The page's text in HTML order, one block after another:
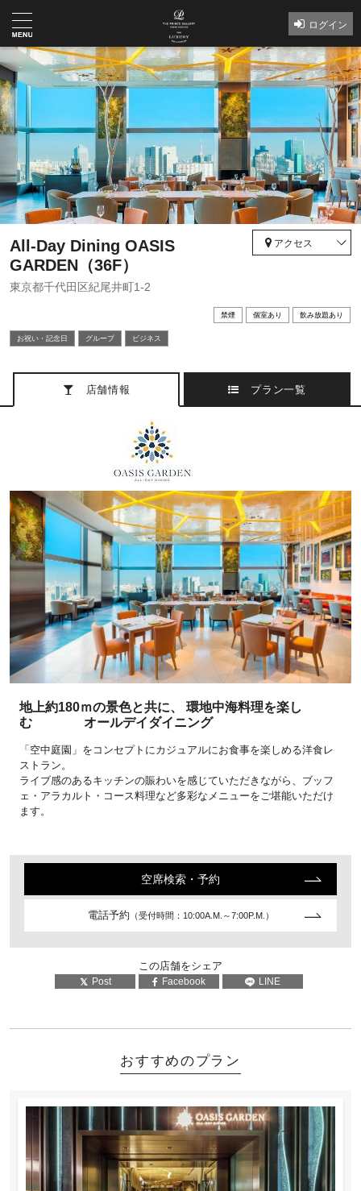
ログイン
All-Day Dining OASIS
GARDEN（36F）
東京都千代田区紀尾井町1-2
アクセス
禁煙 個室あり 飲み放題あり
お祝い・記念⽇ グループ ビジネス
店舗情報 プラン一覧
地上約180ｍの景色と共に、 環地中海料理を楽し
む オールデイダイニング
「空中庭園」をコンセプトにカジュアルにお食事を楽しめる洋食レ
ストラン。
ライブ感のあるキッチンの賑わいを感じていただきながら、ブッフ
ェ・アラカルト・コース料理など多彩なメニューをご堪能いただけ
ます。
空席検索・予約
電話予約 （受付時間：10:00A.M.～7:00P.M.）
この店舗をシェア
Post Facebook LINE
おすすめのプラン